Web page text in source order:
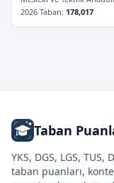
2026 Taban: 178,017
Taban
YKS, DGS, LGS, TUS,
taban puanları,